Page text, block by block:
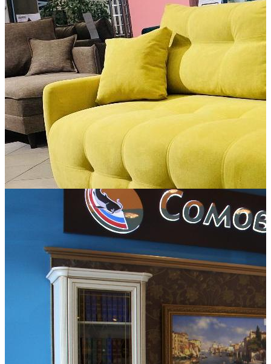
ОРИМЭКС
Продажа столов и стульев ведущих фабрик Оримэкс, Кубика,
KENNER, Экомебель, Фабрика стульев, Ваша мебель,
Гомельдрев.
Сонум Кровати & Матрасы
Кровати, матрасы, детские кровати.
Аксессуары для сна: подушки, одеяла.
Кровати Sonberry
Кровати, матрасы.
Аксессуары для сна: подушки, одеяла.